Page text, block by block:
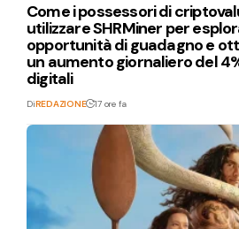
Come i possessori di
utilizzare SHRMiner per
opportunità di guadagno e
un aumento giornaliero del
digitali
DiREDAZIONE 17 ore fa